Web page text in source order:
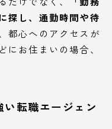
探し、通勤時間や待
都心へのアクセスが
にお住まいの場合、
転職エージェン